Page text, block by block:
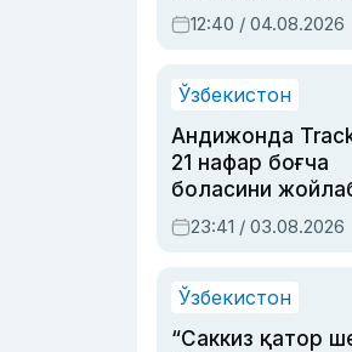
интеллектни
олмай қолишидан
12:40 / 04.08.2026
Ўзбекистон
Андижонда
21 нафар боғча
боласини
содир этган
ҳукми ўқилди
23:41 / 03.08.2026
Ўзбекистон
“Саккиз қатор